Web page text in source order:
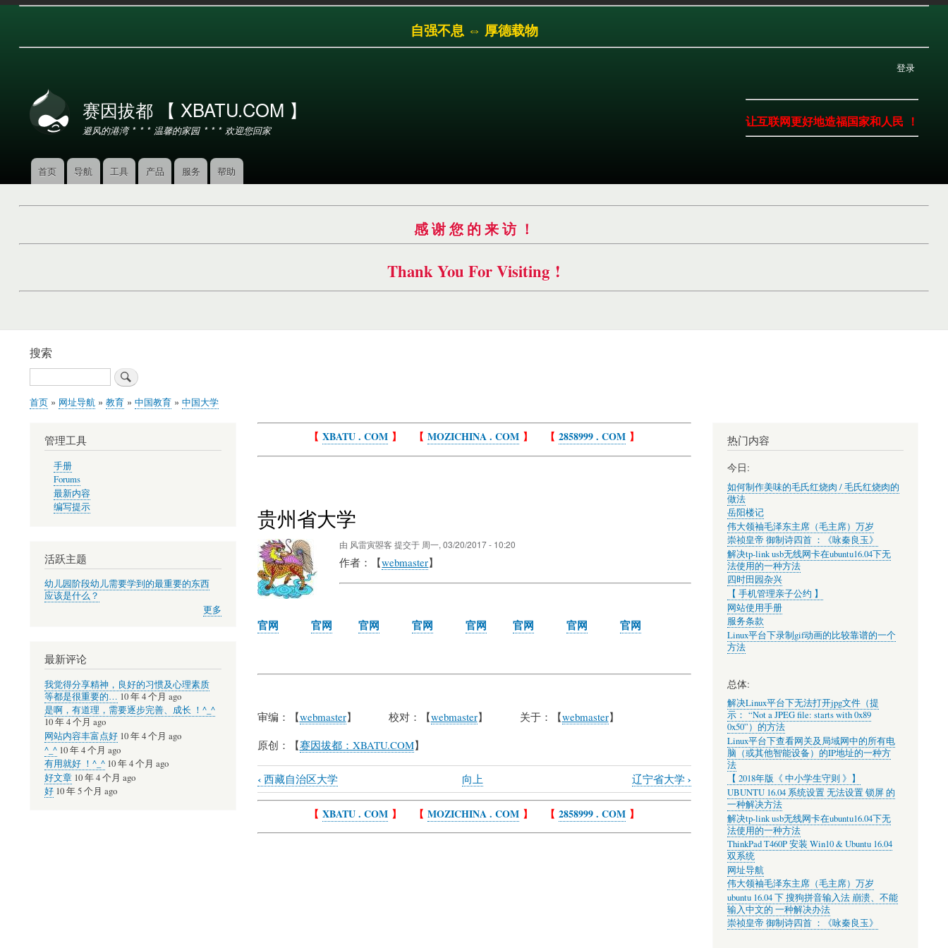
转
到
自强不息 ⇔ 厚德载物
户
登录
赛因拔都 【 XBATU.COM 】
避风的港湾 * * * 温馨的家园 * * * 欢迎您回家
让互联网更好地造福国家和人民 ！
航
首页 导航 工具 产品 服务 帮助
感 谢 您 的 来 访 ！
Thank You For Visiting !
搜索
索
面
首页 网址导航 教育 中国教育 中国大学
【 XBATU . COM 】 【 MOZICHINA . COM 】 【 2858999 . COM 】
贵州省大学
由 风雷寅曌客 提交于 周一, 03/20/2017 - 10:20
作者：【webmaster】
官网 官网 官网 官网 官网 官网 官网 官网
审编：【webmaster】 校对：【webmaster】 关于：【webmaster】
原创：【赛因拔都：XBATU.COM】
Book
links
‹西藏自治区大学 向上 辽宁省大学 ›
【 XBATU . COM 】 【 MOZICHINA . COM 】 【 2858999 . COM 】
管理工具
手册
Forums
最新内容
编写提示
活跃主题
幼儿园阶段幼儿需要学到的最重要的东西
应该是什么？
更多
最新评论
我觉得分享精神，良好的习惯及心理素质
等都是很重要的… 10 年 4 个月 ago
是啊，有道理，需要逐步完善、成长 ！^_^
10 年 4 个月 ago
网站内容丰富点好 10 年 4 个月 ago
^_^ 10 年 4 个月 ago
有用就好 ！^_^ 10 年 4 个月 ago
好文章 10 年 4 个月 ago
好 10 年 5 个月 ago
热门内容
今日:
如何制作美味的毛氏红烧肉 / 毛氏红烧肉的
做法
岳阳楼记
伟大领袖毛泽东主席（毛主席）万岁
崇祯皇帝 御制诗四首 ：《咏秦良玉》
解决tp-link usb无线网卡在ubuntu16.04下无
法使用的一种方法
四时田园杂兴
【 手机管理亲子公约 】
网站使用手册
服务条款
Linux平台下录制gif动画的比较靠谱的一个
方法
总体:
解决Linux平台下无法打开jpg文件（提
示： “Not a JPEG file: starts with 0x89
0x50”）的方法
Linux平台下查看网关及局域网中的所有电
脑（或其他智能设备）的IP地址的一种方
法
【 2018年版《 中小学生守则 》】
UBUNTU 16.04 系统设置 无法设置 锁屏 的
一种解决方法
解决tp-link usb无线网卡在ubuntu16.04下无
法使用的一种方法
ThinkPad T460P 安装 Win10 & Ubuntu 16.04
双系统
网址导航
伟大领袖毛泽东主席（毛主席）万岁
ubuntu 16.04 下 搜狗拼音输入法 崩溃、不能
输入中文的 一种解决办法
崇祯皇帝 御制诗四首 ：《咏秦良玉》